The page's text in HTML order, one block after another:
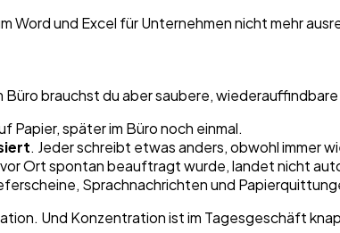
brauchst du aber saubere,
Papier, später im Büro noch einmal.
. Jeder schreibt etwas anders, obwohl immer
vor Ort spontan beauftragt wurde, landet nicht
Sprachnachrichten und
Und Konzentration ist im Tagesgeschäft